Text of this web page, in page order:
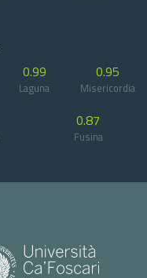
0.99
Laguna
0.95
Misericordia
0.87
Fusina